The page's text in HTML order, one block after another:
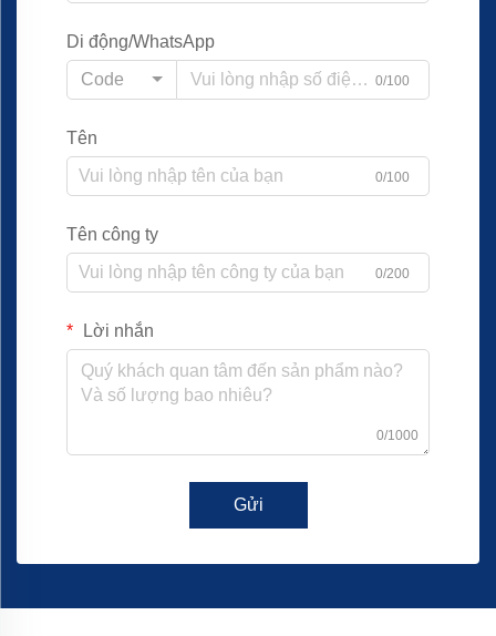
Di động/WhatsApp
Code
0/100
Tên
0/100
Tên công ty
0/200
Lời nhắn
0/1000
Gửi